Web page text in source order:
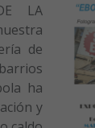
LA
de
ha
y